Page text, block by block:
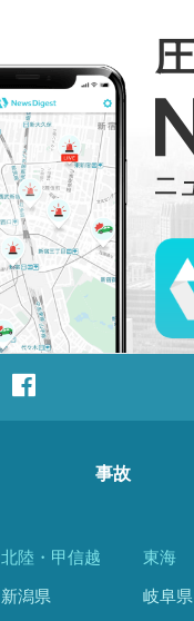
事故
北陸・甲信越
新潟県
東海
岐阜県